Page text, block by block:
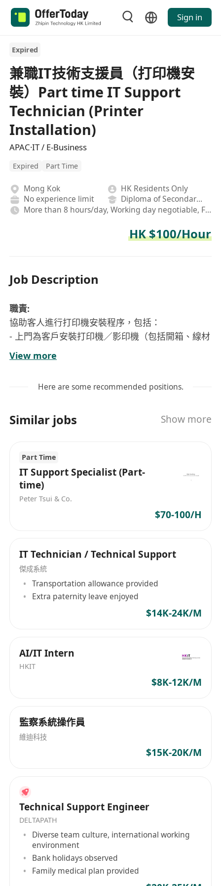
Sign in
Expired
兼職IT技術支援員（打印機安
裝）Part time IT Support
Technician (Printer
Installation)
APAC·IT / E-Business
Expired Part Time
Mong Kok
HK Residents Only
No experience limit
Diploma of Secondary School
More than 8 hours/day, Working day negotiable, Fixed
HK $100/Hour
Job Description
職責:
協助客人進行打印機安裝程序，包括：
- 上門為客戶安裝打印機／影印機（包括開箱、線材
接駁、安裝驅動、基本設定）;
- 設定USB / LAN / Wi‑Fi /手機列印;
面列印等;
換）;
要求:
- 中六程度或以上學歷;
- 流利粵語優先; 良好普通話及英語; 懂讀寫中文
及英文;
- 熟悉電腦系統（Windows / MacOS）
- 能獨立處理安裝及排解問題
- 有禮、守時、有良好溝通技巧
- 有IT技術支援或打印機安裝經驗者優先
薪酬及福利:
- 工作地點: 全港各區，需上門到客戶所在地提
供服務
View more
Here are some recommended positions.
Similar jobs Show more
Part Time
IT Support Specialist (Part-
time)
Peter Tsui & Co.
$70-100/H
IT Technician / Technical Support
傑成系統
Transportation allowance provided
Extra paternity leave enjoyed
$14K-24K/M
AI/IT Intern
HKIT
$8K-12K/M
監察系統操作員
維迪科技
$15K-20K/M
Technical Support Engineer
DELTAPATH
Diverse team culture, international working
environment
Bank holidays observed
Family medical plan provided